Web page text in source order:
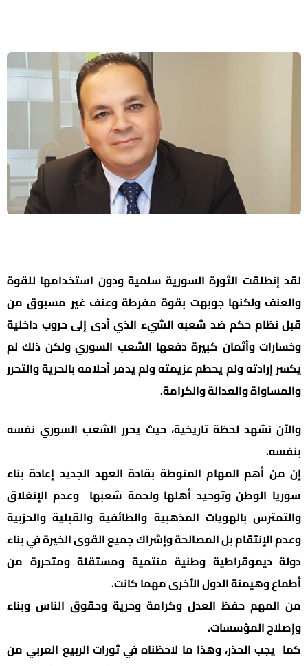
لقد إنطلقت الثورة السورية سلمية ودون استخدامها للقوة
والعنف ولكنها جوبهت بقوة مفرطة وعنف غير مسبوق من
قبل نظام حكم ضد شعبه الشيء الذي أدى إلى حروب داخلية
وخسارات وأثمان كبيرة دفعها الشعب السوري ولكن ذلك لم
يكسر إرادته ولم يحطم عزيمته ولم يدمر أحلامه بالحرية والتحرر
والمساواة والعدالة والكرامة.
والآن نشهد لحظة تاريخية، حيث يحرر الشعب السوري نفسه
بنفسه.
إن من أهم المهام المنوطة بقادة العهد الجديد إعادة بناء
سوريا الوطن وتوحيد أهلها ولحمة شعبها وعدم الإنغلاق
والتمترس بالهويات المذهبية والطائفية والقبلية والحزبية
وعدم الإنتقام بل المصالحة وإشراك جميع القوى الخيرة في بناء
دولة ديموقراطية وطنية منتمية ومستقلة ومتحررة من
أطماع وهيمنة الدول الأخرى مهما كانت.
من المهم حفظ العدل وكرامة وحرية وحقوق الناس وبناء
وإصلاح المؤسسات.
كما يجب الحذر، وهذا ما لاحظناه في ثورات الربيع العربي من